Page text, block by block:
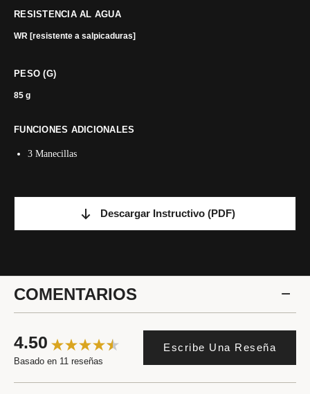
RESISTENCIA AL AGUA
WR [resistente a salpicaduras]
PESO (G)
85 g
FUNCIONES ADICIONALES
3 Manecillas
Descargar Instructivo (PDF)
COMENTARIOS
4.50
Basado en 11 reseñas
Escribe Una Reseña